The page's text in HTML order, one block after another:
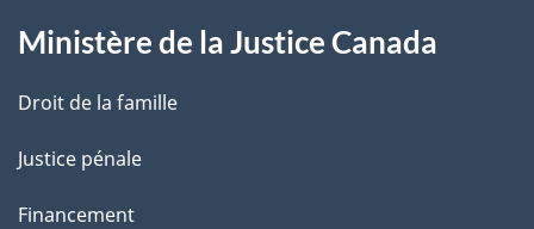
e
Ministère de la Justice Canada
Droit de la famille
Justice pénale
Financement